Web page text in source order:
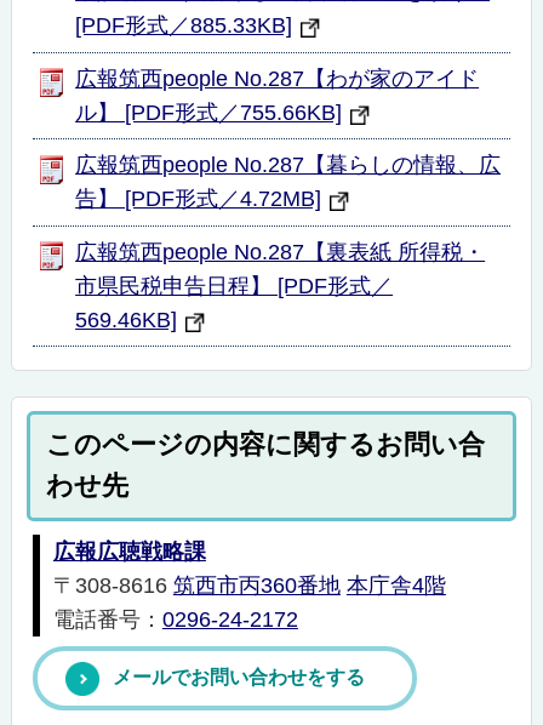
[PDF形式／885.33KB]
広報筑西people No.287【わが家のアイド
ル】 [PDF形式／755.66KB]
広報筑西people No.287【暮らしの情報、広
告】 [PDF形式／4.72MB]
広報筑西people No.287【裏表紙 所得税・
市県民税申告日程】 [PDF形式／
569.46KB]
このページの内容に関するお問い合
わせ先
広報広聴戦略課
〒308-8616 筑西市丙360番地 本庁舎4階
電話番号： 0296-24-2172
メールでお問い合わせをする